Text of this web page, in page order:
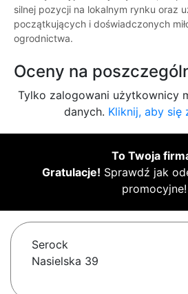
silnej pozycji na lokalnym rynku oraz
początkujących i doświadczonych
ogrodnictwa.
Oceny na
Tylko zalogowani użytkownicy
danych. Kliknij, aby się
To Twoja
Gratulacje! Sprawdź jak
promocyjne!
Serock
Nasielska 39